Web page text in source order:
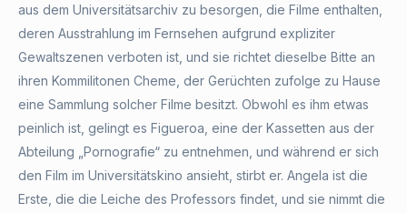
aus dem Universitätsarchiv zu besorgen, die Filme enthalten,
deren Ausstrahlung im Fernsehen aufgrund expliziter
Gewaltszenen verboten ist, und sie richtet dieselbe Bitte an
ihren Kommilitonen Cheme, der Gerüchten zufolge zu Hause
eine Sammlung solcher Filme besitzt. Obwohl es ihm etwas
peinlich ist, gelingt es Figueroa, eine der Kassetten aus der
Abteilung „Pornografie“ zu entnehmen, und während er sich
den Film im Universitätskino ansieht, stirbt er. Angela ist die
Erste, die die Leiche des Professors findet, und sie nimmt die